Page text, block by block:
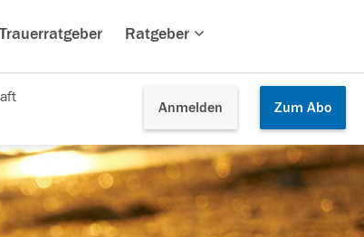
Ratgeber
Anmelden Zum Abo